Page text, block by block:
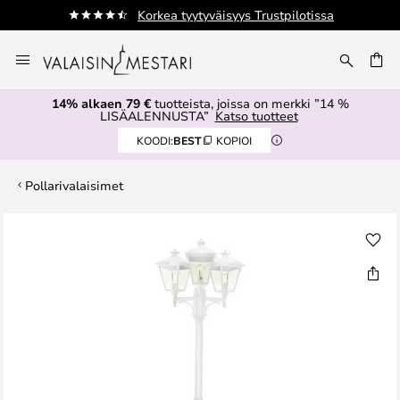
Korkea tyytyväisyys Trustpilotissa
to
Content
14% alkaen 79 €tuotteista, joissa on merkki ”14 %
LISÄALENNUSTA” Katso tuotteet
KOODI:BEST KOPIOI
Pollarivalaisimet